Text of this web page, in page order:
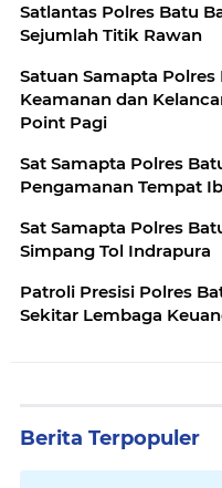
Satlantas Polres Batu
Sejumlah Titik Rawan
Satuan Samapta
Keamanan dan
Point Pagi
Sat Samapta Polres
Pengamanan Tempat
Sat Samapta Polres
Simpang Tol Indrapura
Patroli Presisi Polres
Sekitar Lembaga
Berita Terpopuler